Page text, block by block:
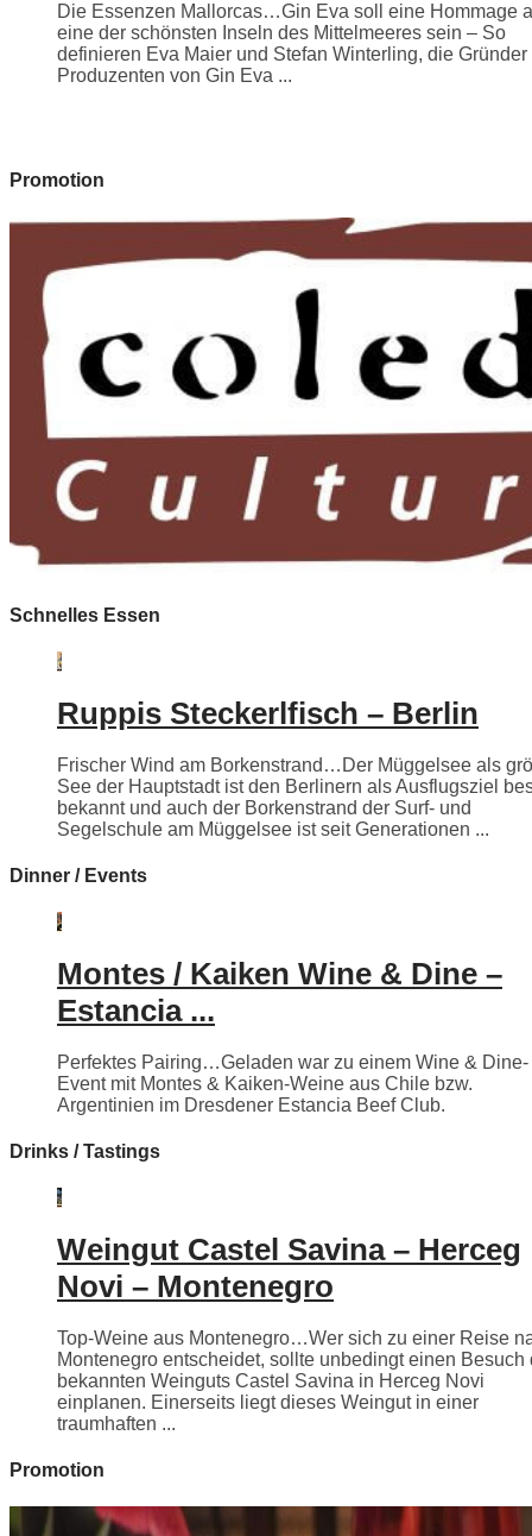
Die Essenzen Mallorcas…Gin Eva soll eine Hommage
eine der schönsten Inseln des Mittelmeeres sein – So
definieren Eva Maier und Stefan Winterling, die Gründer
Produzenten von Gin Eva ...
Promotion
Schnelles Essen
Ruppis Steckerlfisch – Berlin
Frischer Wind am Borkenstrand…Der Müggelsee als
See der Hauptstadt ist den Berlinern als Ausflugsziel
bekannt und auch der Borkenstrand der Surf- und
Segelschule am Müggelsee ist seit Generationen ...
Dinner / Events
Montes / Kaiken Wine & Dine –
Estancia ...
Perfektes Pairing…Geladen war zu einem Wine & Dine-
Event mit Montes & Kaiken-Weine aus Chile bzw.
Argentinien im Dresdener Estancia Beef Club.
Drinks / Tastings
Weingut Castel Savina – Herceg
Novi – Montenegro
Top-Weine aus Montenegro…Wer sich zu einer Reise
Montenegro entscheidet, sollte unbedingt einen Besuch
bekannten Weinguts Castel Savina in Herceg Novi
einplanen. Einerseits liegt dieses Weingut in einer
traumhaften ...
Promotion